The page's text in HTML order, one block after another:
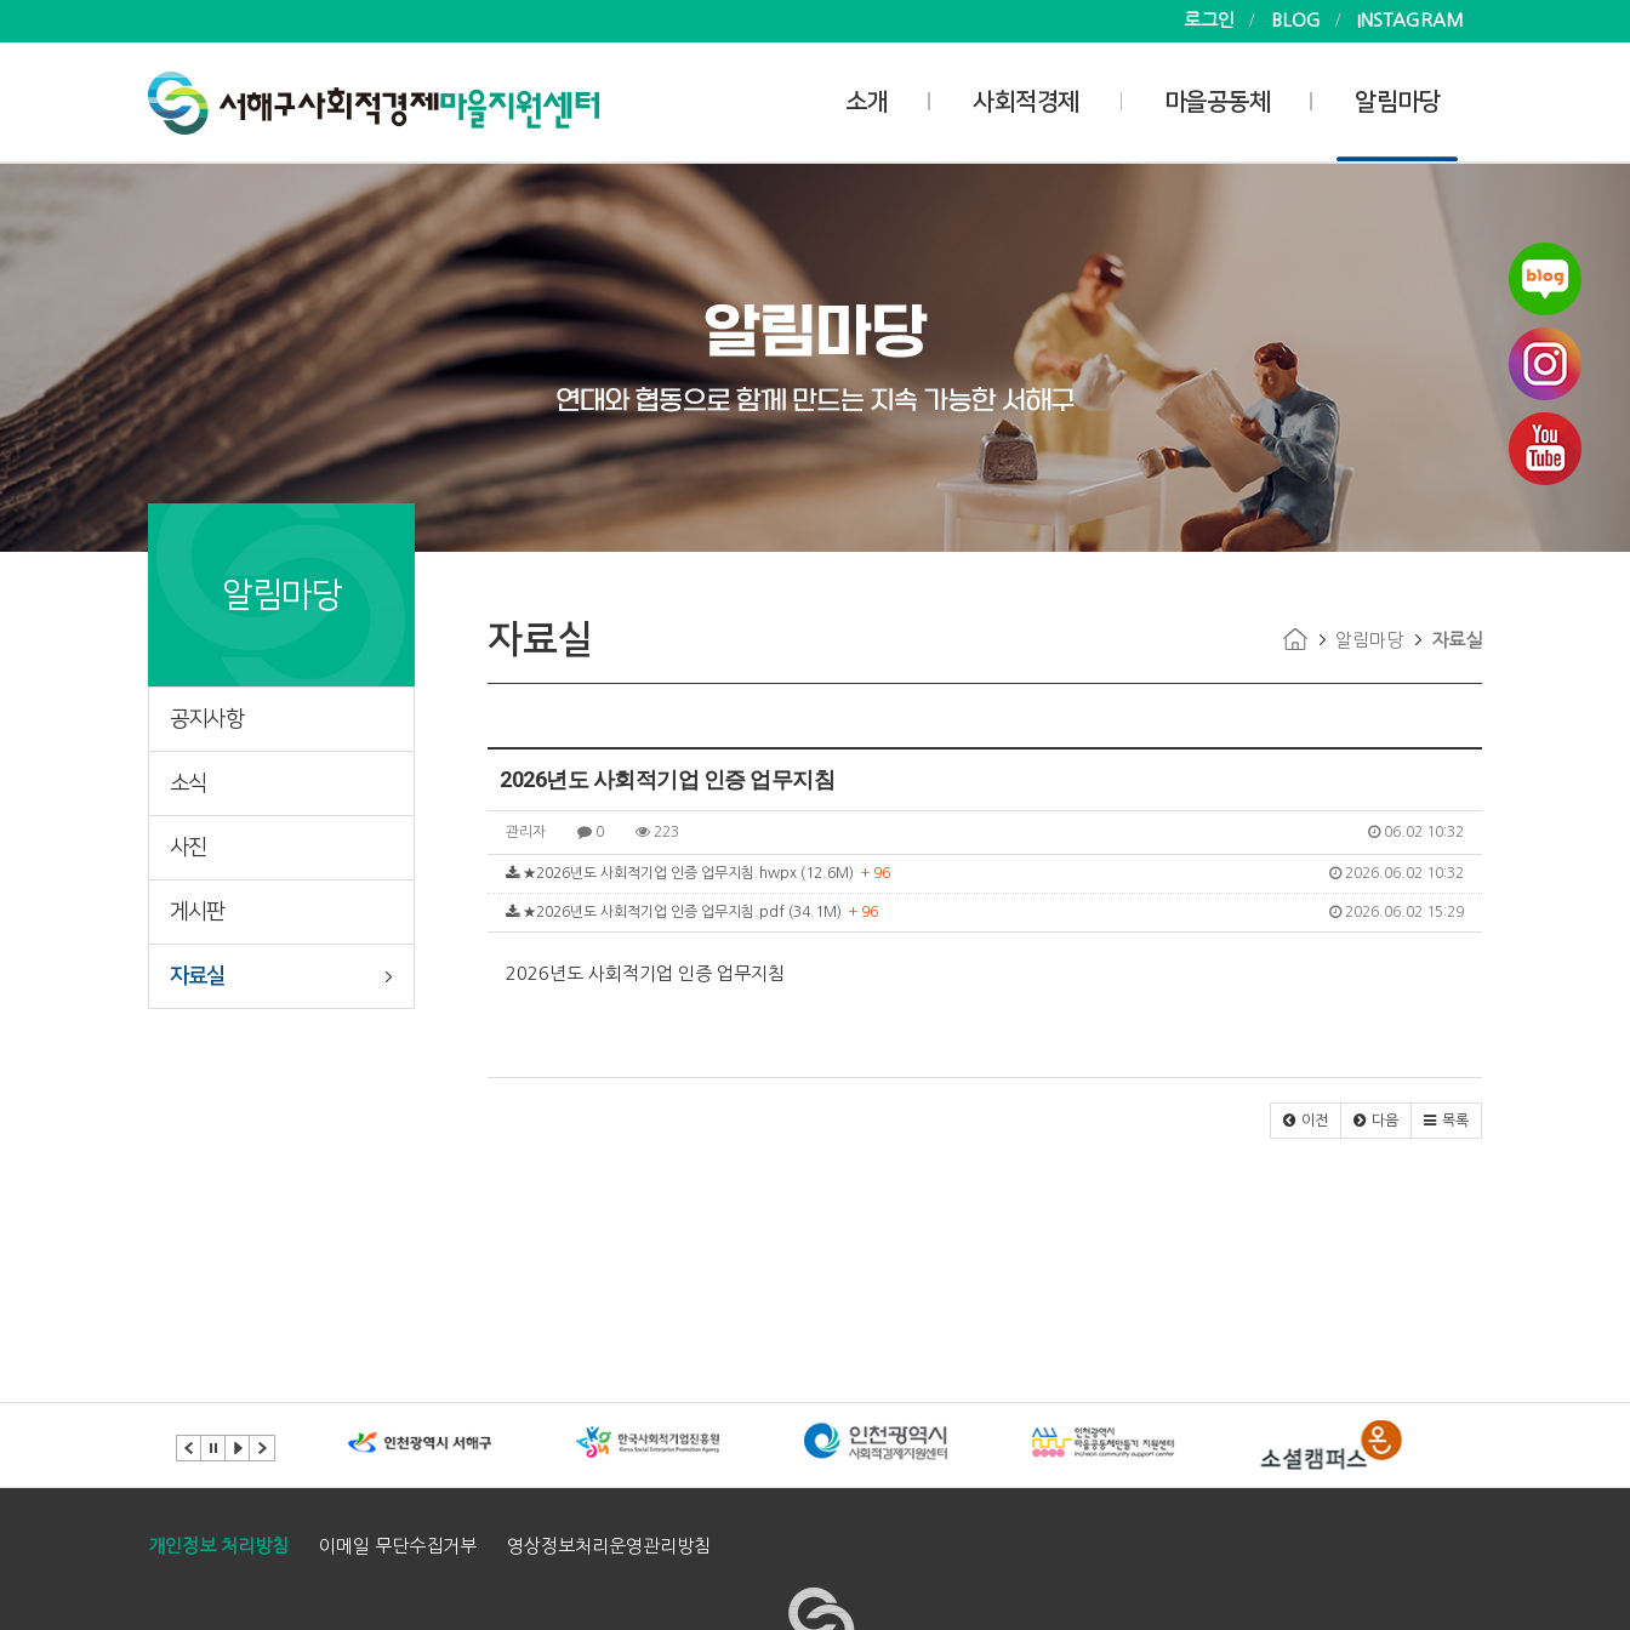
로그인 BLOG INSTAGRAM
소개 사회적경제 마을공동체 알림마당
공간소개
대관신청
대관예약확인
- 사회적기업
- 마을기업
- 협동조합
- 자활기업
사회적경제협의회
사회적경제조직 현황
자료실 알림마당 자료실
2026년도 사회적기업 인증 업무지침
관리자 0 223 06.02 10:32
2026.06.02 10:32
★2026년도 사회적기업 인증 업무지침.hwpx (12.6M) + 96
2026.06.02 15:29
★2026년도 사회적기업 인증 업무지침.pdf (34.1M) + 96
2026년도 사회적기업 인증 업무지침
이전 다음 목록
알림마당
공지사항
소식
사진
게시판
자료실
개인정보 처리방침 이메일 무단수집거부 영상정보처리운영관리방침